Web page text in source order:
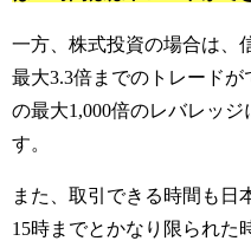
一方、株式投資の場合は、
最大3.3倍までのトレード
の最大1,000倍のレバレッ
す。
また、取引できる時間も日
15時までとかなり限られた